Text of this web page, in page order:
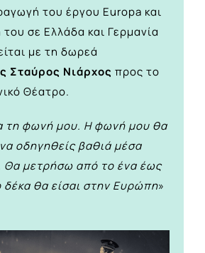
του έργου Europa και
σε Eλλάδα και Γερμανία
με τη δωρεά
Σταύρος Νιάρχος προς το
Θέατρο.
τη φωνή μου. Η φωνή μου θα
οδηγηθείς βαθιά μέσα
μετρήσω από το ένα έως
δέκα θα είσαι στην Ευρώπη»